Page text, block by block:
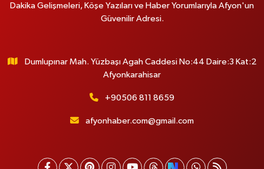
Dakika Gelişmeleri, Köşe Yazıları ve Haber Yorumlarıyla Afyon'un
Güvenilir Adresi.
Dumlupınar Mah. Yüzbaşı Agah Caddesi No:44 Daire:3 Kat:2
Afyonkarahisar
+90506 811 8659
afyonhaber.com@gmail.com